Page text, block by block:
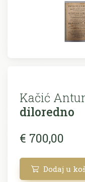
Kačić
diloredno
€ 700,00
Dodaj u